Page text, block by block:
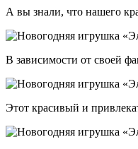
А вы знали, что нашего
В зависимости от своей
Этот красивый и